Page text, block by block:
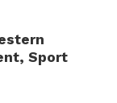
Sport